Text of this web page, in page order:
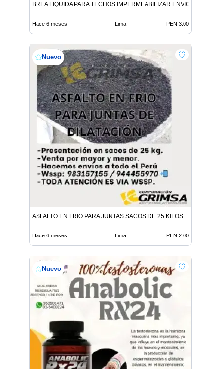
BREA LIQUIDA PARA TECHOS IMPERMEABILIZAR ENVIOS TODO
Hace 6 meses Lima PEN 3.00
Nuevo
ASFALTO EN FRIO PARA JUNTAS SACOS DE 25 KILOS
Hace 6 meses Lima PEN 2.00
Nuevo